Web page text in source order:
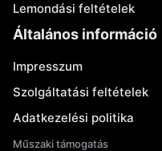
Lemondási feltételek
Általános információ
Impresszum
Szolgáltatási feltételek
Adatkezelési politika
Műszaki támogatás